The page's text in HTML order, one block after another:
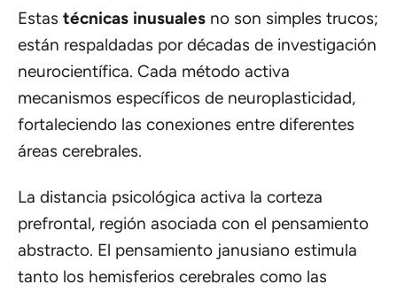
Estas técnicas inusuales no son simples trucos;
están respaldadas por décadas de investigación
neurocientífica. Cada método activa
mecanismos específicos de neuroplasticidad,
fortaleciendo las conexiones entre diferentes
áreas cerebrales.
La distancia psicológica activa la corteza
prefrontal, región asociada con el pensamiento
abstracto. El pensamiento janusiano estimula
tanto los hemisferios cerebrales como las